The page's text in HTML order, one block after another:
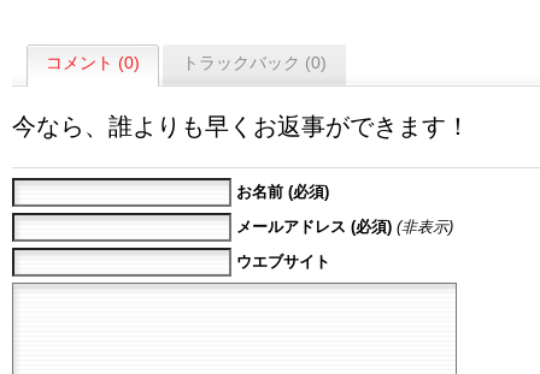
コメント (0) トラックバック (0)
今なら、誰よりも早くお返事ができます！
お名前 (必須)
メールアドレス (必須) (非表示)
ウエブサイト